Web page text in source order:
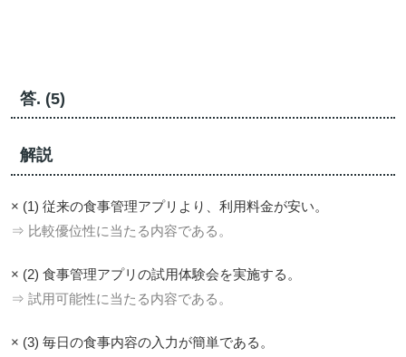
答. (5)
解説
× (1) 従来の食事管理アプリより、利用料金が安い。
⇒ 比較優位性に当たる内容である。
× (2) 食事管理アプリの試用体験会を実施する。
⇒ 試用可能性に当たる内容である。
× (3) 毎日の食事内容の入力が簡単である。